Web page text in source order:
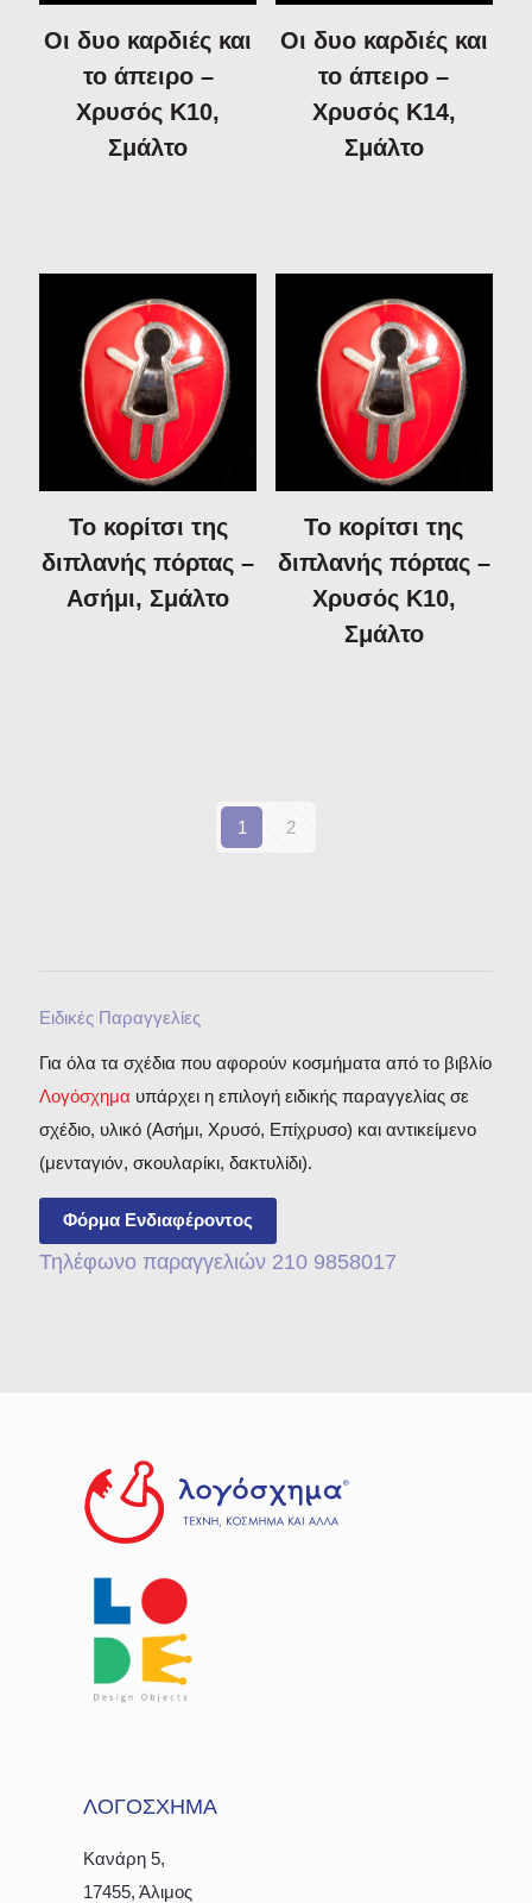
Οι δυο καρδιές και
το άπειρο –
Χρυσός Κ10,
Σμάλτο
Οι δυο καρδιές και
το άπειρο –
Χρυσός Κ14,
Σμάλτο
Το κορίτσι της
διπλανής πόρτας –
Ασήμι, Σμάλτο
Το κορίτσι της
διπλανής πόρτας –
Χρυσός Κ10,
Σμάλτο
1 2
Ειδικές Παραγγελίες
Για όλα τα σχέδια που αφορούν κοσμήματα από το βιβλίο
Λογόσχημα υπάρχει η επιλογή ειδικής παραγγελίας σε
σχέδιο, υλικό (Ασήμι, Χρυσό, Επίχρυσο) και αντικείμενο
(μενταγιόν, σκουλαρίκι, δακτυλίδι).
Φόρμα Ενδιαφέροντος
Τηλέφωνο παραγγελιών 210 9858017
ΛΟΓΟΣΧΗΜΑ
Κανάρη 5,
17455, Άλιμος